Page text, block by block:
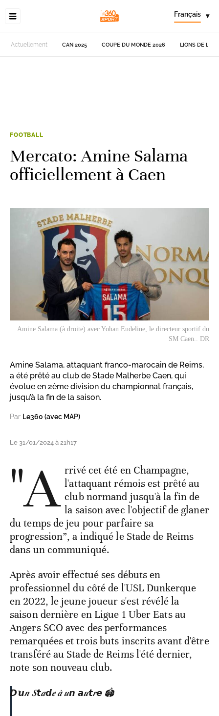
Français ▾
Actuellement CAN 2025 COUPE DU MONDE 2026 LIONS DE
FOOTBALL
Mercato: Amine Salama
officiellement à Caen
Amine Salama (à droite) avec Yohan Eudeline, le directeur sportif du
SM Caen.. DR
Amine Salama, attaquant franco-marocain de Reims,
a été prêté au club de Stade Malherbe Caen, qui
évolue en 2ème division du championnat français,
jusqu’à la fin de la saison.
Par Le360 (avec MAP)
Le 31/01/2024 à 21h17
"A rrivé cet été en Champagne,
l'attaquant rémois est prêté au
club normand jusqu'à la fin de
la saison avec l'objectif de glaner
du temps de jeu pour parfaire sa
progression”, a indiqué le Stade de Reims
dans un communiqué.
Après avoir effectué ses débuts en
professionnel du côté de l'USL Dunkerque
en 2022, le jeune joueur s'est révélé la
saison dernière en Ligue 1 Uber Eats au
Angers SCO avec des performances
remarquées et trois buts inscrits avant d'être
transféré au Stade de Reims l'été dernier,
note son nouveau club.
𝘿'𝙪𝒏 𝑺𝙩𝒂𝙙𝒆 𝒂̀ 𝒖𝙣 𝙖𝒖𝙩𝒓𝙚 🏟️